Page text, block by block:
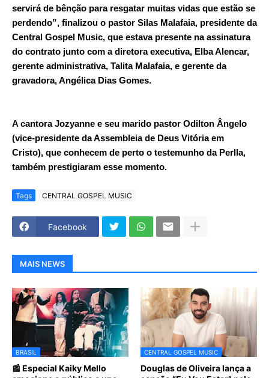
servirá de bênção para resgatar muitas vidas que estão se
perdendo”, finalizou o pastor Silas Malafaia, presidente da
Central Gospel Music, que estava presente na assinatura
do contrato junto com a diretora executiva, Elba Alencar,
gerente administrativa, Talita Malafaia, e gerente da
gravadora, Angélica Dias Gomes.
A cantora Jozyanne e seu marido pastor Odilton Ângelo
(vice-presidente da Assembleia de Deus Vitória em
Cristo), que conhecem de perto o testemunho da Perlla,
também prestigiaram esse momento.
Tags CENTRAL GOSPEL MUSIC
Facebook
MAIS NEWS
BRASIL
📰 Especial Kaiky Mello
CENTRAL GOSPEL MUSIC
Douglas de Oliveira lança a